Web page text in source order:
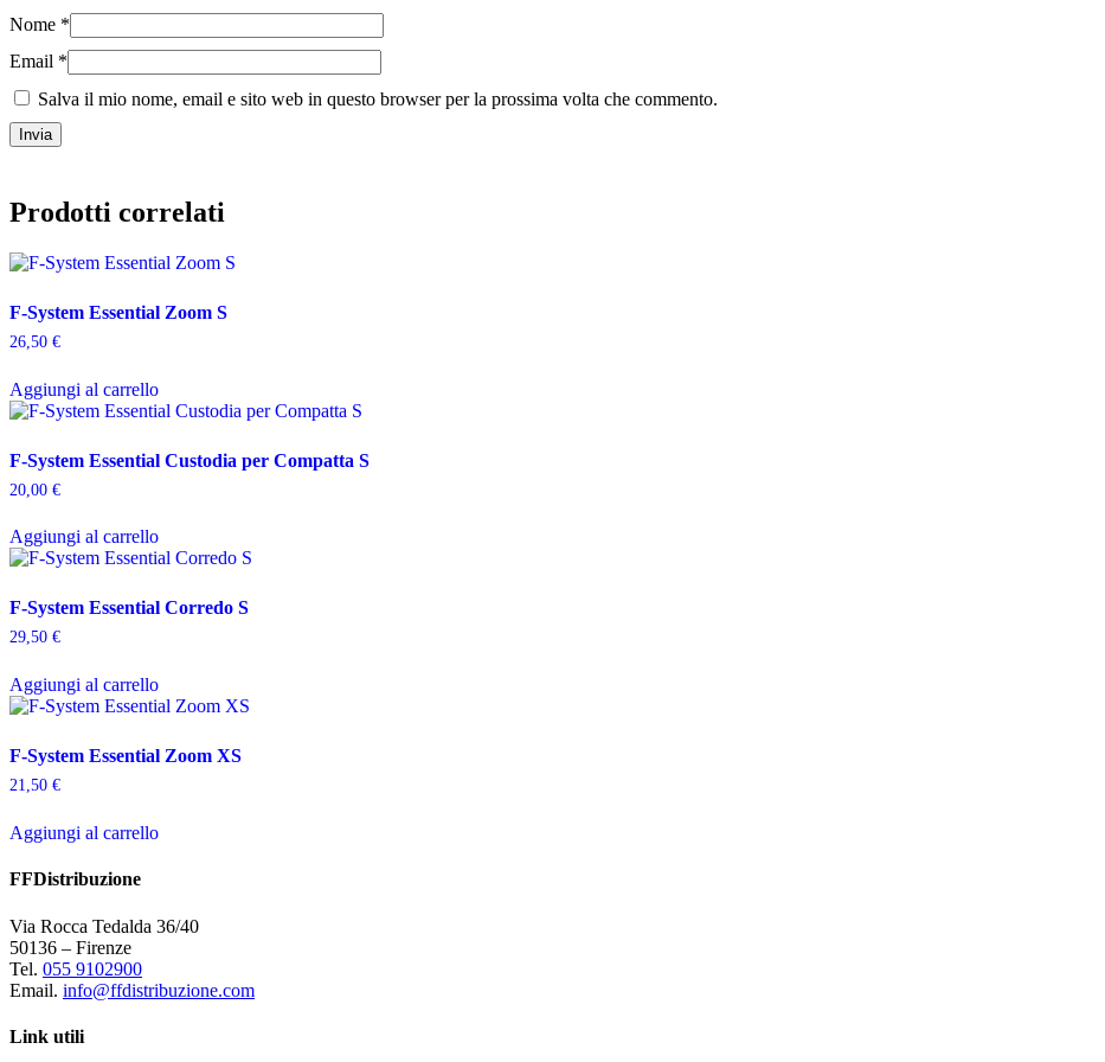
Nome *
Email *
Salva il mio nome, email e sito web in questo browser per la prossima volta che commento.
Prodotti correlati
F-System Essential Zoom S
26,50 €
Aggiungi al carrello
F-System Essential Custodia per Compatta S
20,00 €
Aggiungi al carrello
F-System Essential Corredo S
29,50 €
Aggiungi al carrello
F-System Essential Zoom XS
21,50 €
Aggiungi al carrello
FFDistribuzione
Via Rocca Tedalda 36/40
50136 – Firenze
Tel. 055 9102900
Email. info@ffdistribuzione.com
Link utili